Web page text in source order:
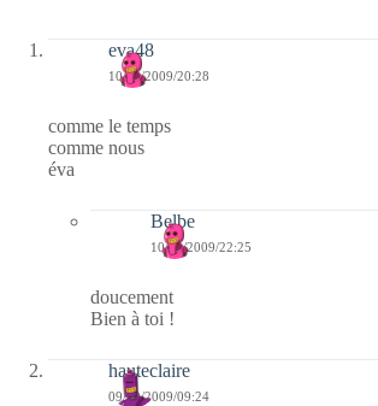
eva48
10/10/2009/20:28
comme le temps
comme nous
éva
Belbe
10/10/2009/22:25
doucement
Bien à toi !
hauteclaire
09/10/2009/09:24